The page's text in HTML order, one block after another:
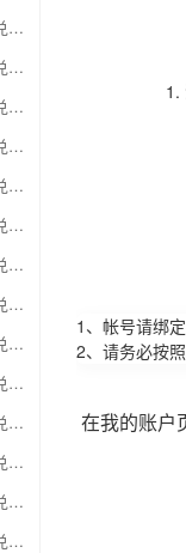
联通充值卡（面值千万别选错）兑换中银通支付(银联购物卡)
联通充值卡（面值千万别选错）兑换瑞祥商联卡
联通充值卡（面值千万别选错）兑换家乐福超市卡
联通充值卡（面值千万别选错）兑换Q币卡
联通充值卡（面值千万别选错）兑换联通积分Q币
联通充值卡（面值千万别选错）兑换完美一卡通
联通充值卡（面值千万别选错）兑换久游一卡通
联通充值卡（面值千万别选错）兑换搜狐一卡通
联通充值卡（面值千万别选错）兑换中国区苹果充值卡
联通充值卡（面值千万别选错）兑换账号内Q币寄售（维护中）
联通充值卡（面值千万别选错）兑换唯品会礼品卡(唯品卡)
联通充值卡（面值千万别选错）兑换万商卡
联通充值卡（面值千万别选错）兑换飞银彩虹卡
联通充值卡（面值千万别选错）兑换天猫超市卡/享淘卡
1.
1、帐号请绑
2、请务必按
在我的账户